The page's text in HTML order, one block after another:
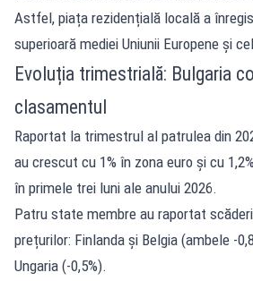
Astfel, piața rezidențială locală a
superioară mediei Uniunii Europene și
Evoluția trimestrială: Bulgaria
clasamentul
Raportat la trimestrul al patrulea din
au crescut cu 1% în zona euro și cu
în primele trei luni ale anului 2026.
Patru state membre au raportat
prețurilor: Finlanda și Belgia (ambele -
Ungaria (-0,5%).